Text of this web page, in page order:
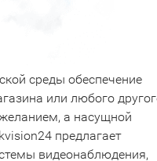
среды обеспечение
или любого
а насущной
предлагает
видеонаблюдения,